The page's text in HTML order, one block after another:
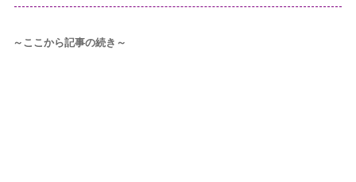
～ここから記事の続き～